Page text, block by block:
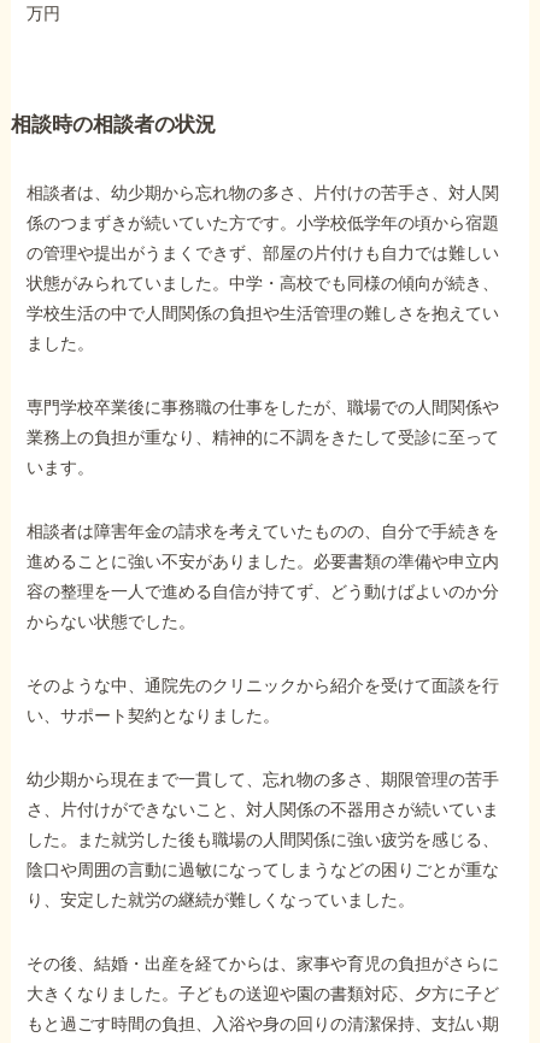
依頼するメリット
お電話でのお問い合わせ
089-907-3797
万円
相談時の相談者の状況
相談者は、幼少期から忘れ物の多さ、片付けの苦手さ、対人関
係のつまずきが続いていた方です。小学校低学年の頃から宿題
の管理や提出がうまくできず、部屋の片付けも自力では難しい
状態がみられていました。中学・高校でも同様の傾向が続き、
学校生活の中で人間関係の負担や生活管理の難しさを抱えてい
ました。
専門学校卒業後に事務職の仕事をしたが、職場での人間関係や
業務上の負担が重なり、精神的に不調をきたして受診に至って
います。
相談者は障害年金の請求を考えていたものの、自分で手続きを
進めることに強い不安がありました。必要書類の準備や申立内
容の整理を一人で進める自信が持てず、どう動けばよいのか分
からない状態でした。
そのような中、通院先のクリニックから紹介を受けて面談を行
い、サポート契約となりました。
幼少期から現在まで一貫して、忘れ物の多さ、期限管理の苦手
さ、片付けができないこと、対人関係の不器用さが続いていま
した。また就労した後も職場の人間関係に強い疲労を感じる、
陰口や周囲の言動に過敏になってしまうなどの困りごとが重な
り、安定した就労の継続が難しくなっていました。
その後、結婚・出産を経てからは、家事や育児の負担がさらに
大きくなりました。子どもの送迎や園の書類対応、夕方に子ど
もと過ごす時間の負担、入浴や身の回りの清潔保持、支払い期